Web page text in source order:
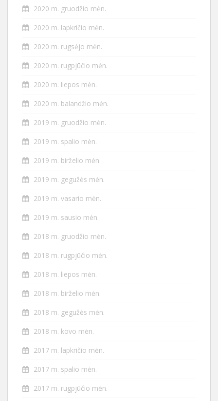
2020 m. gruodžio mėn.
2020 m. lapkričio mėn.
2020 m. rugsėjo mėn.
2020 m. rugpjūčio mėn.
2020 m. liepos mėn.
2020 m. balandžio mėn.
2019 m. gruodžio mėn.
2019 m. spalio mėn.
2019 m. birželio mėn.
2019 m. gegužės mėn.
2019 m. vasario mėn.
2019 m. sausio mėn.
2018 m. gruodžio mėn.
2018 m. rugpjūčio mėn.
2018 m. liepos mėn.
2018 m. birželio mėn.
2018 m. gegužės mėn.
2018 m. kovo mėn.
2017 m. lapkričio mėn.
2017 m. spalio mėn.
2017 m. rugpjūčio mėn.